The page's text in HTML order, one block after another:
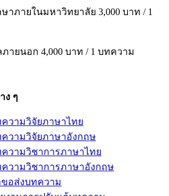
ภายในมหาวิทยาลัย 3,000 บาท / 1
ยนอก 4,000 บาท / 1 บทความ
ง ๆ
ความวิจัยภาษาไทย
ความวิจัยภาษาอังกฤษ
ความวิชาการภาษาไทย
ความวิชาการภาษาอังกฤษ
ขอส่งบทความ